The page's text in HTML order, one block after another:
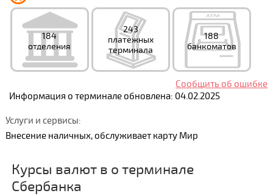
184
отделения
243
платежных
терминала
188
банкоматов
Сообщить об ошибке
Информация о терминале обновлена: 04.02.2025
Услуги и сервисы:
Внесение наличных, обслуживает карту Мир
Курсы валют в о терминале
Сбербанка